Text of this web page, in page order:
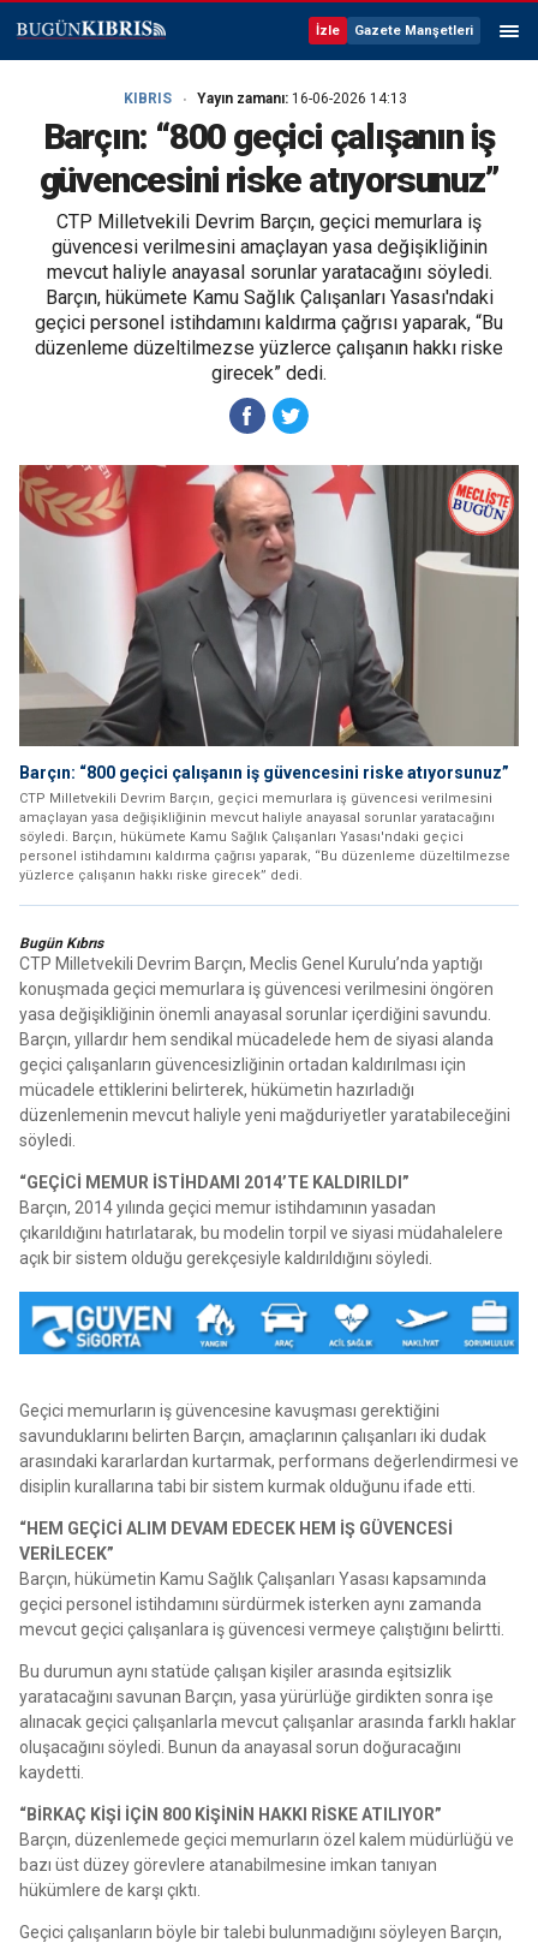
İzle Gazete Manşetleri
KIBRIS Yayın zamanı: 16-06-2026 14:13
Barçın: “800 geçici çalışanın iş
güvencesini riske atıyorsunuz”
CTP Milletvekili Devrim Barçın, geçici memurlara iş
güvencesi verilmesini amaçlayan yasa değişikliğinin
mevcut haliyle anayasal sorunlar yaratacağını söyledi.
Barçın, hükümete Kamu Sağlık Çalışanları Yasası'ndaki
geçici personel istihdamını kaldırma çağrısı yaparak, “Bu
düzenleme düzeltilmezse yüzlerce çalışanın hakkı riske
girecek” dedi.
Barçın: “800 geçici çalışanın iş güvencesini riske atıyorsunuz”
CTP Milletvekili Devrim Barçın, geçici memurlara iş güvencesi verilmesini
amaçlayan yasa değişikliğinin mevcut haliyle anayasal sorunlar yaratacağını
söyledi. Barçın, hükümete Kamu Sağlık Çalışanları Yasası'ndaki geçici
personel istihdamını kaldırma çağrısı yaparak, “Bu düzenleme düzeltilmezse
yüzlerce çalışanın hakkı riske girecek” dedi.
Bugün Kıbrıs
CTP Milletvekili Devrim Barçın, Meclis Genel Kurulu’nda yaptığı
konuşmada geçici memurlara iş güvencesi verilmesini öngören
yasa değişikliğinin önemli anayasal sorunlar içerdiğini savundu.
Barçın, yıllardır hem sendikal mücadelede hem de siyasi alanda
geçici çalışanların güvencesizliğinin ortadan kaldırılması için
mücadele ettiklerini belirterek, hükümetin hazırladığı
düzenlemenin mevcut haliyle yeni mağduriyetler yaratabileceğini
söyledi.
“GEÇİCİ MEMUR İSTİHDAMI 2014’TE KALDIRILDI”
Barçın, 2014 yılında geçici memur istihdamının yasadan
çıkarıldığını hatırlatarak, bu modelin torpil ve siyasi müdahalelere
açık bir sistem olduğu gerekçesiyle kaldırıldığını söyledi.
Geçici memurların iş güvencesine kavuşması gerektiğini
savunduklarını belirten Barçın, amaçlarının çalışanları iki dudak
arasındaki kararlardan kurtarmak, performans değerlendirmesi ve
disiplin kurallarına tabi bir sistem kurmak olduğunu ifade etti.
“HEM GEÇİCİ ALIM DEVAM EDECEK HEM İŞ GÜVENCESİ
VERİLECEK”
Barçın, hükümetin Kamu Sağlık Çalışanları Yasası kapsamında
geçici personel istihdamını sürdürmek isterken aynı zamanda
mevcut geçici çalışanlara iş güvencesi vermeye çalıştığını belirtti.
Bu durumun aynı statüde çalışan kişiler arasında eşitsizlik
yaratacağını savunan Barçın, yasa yürürlüğe girdikten sonra işe
alınacak geçici çalışanlarla mevcut çalışanlar arasında farklı haklar
oluşacağını söyledi. Bunun da anayasal sorun doğuracağını
kaydetti.
“BİRKAÇ KİŞİ İÇİN 800 KİŞİNİN HAKKI RİSKE ATILIYOR”
Barçın, düzenlemede geçici memurların özel kalem müdürlüğü ve
bazı üst düzey görevlere atanabilmesine imkan tanıyan
hükümlere de karşı çıktı.
Geçici çalışanların böyle bir talebi bulunmadığını söyleyen Barçın,